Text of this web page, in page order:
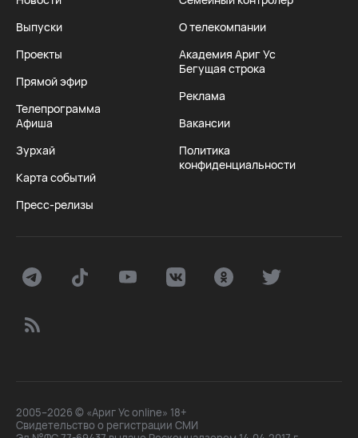
Выпуски
Проекты
Прямой эфир
Телепрограмма
Афиша
Зурхай
Карта событий
Пресс-релизы
О телекомпании
Академия Ариг Ус
Бегущая строка
Реклама
Вакансии
Политика
конфиденциальности
2005–2026 © «Ариг Ус online» 18+
Свидетельство о регистрации СМИ